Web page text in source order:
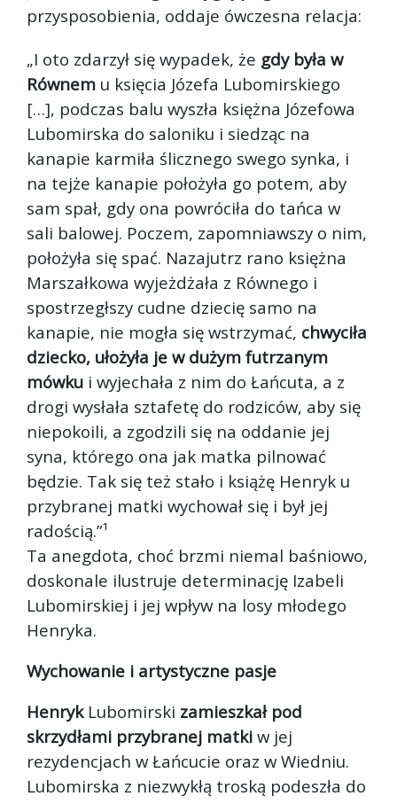
przysposobienia, oddaje ówczesna relacja:
„I oto zdarzył się wypadek, że gdy była w
Równem u księcia Józefa Lubomirskiego
[…], podczas balu wyszła księżna Józefowa
Lubomirska do saloniku i siedząc na
kanapie karmiła ślicznego swego synka, i
na tejże kanapie położyła go potem, aby
sam spał, gdy ona powróciła do tańca w
sali balowej. Poczem, zapomniawszy o nim,
położyła się spać. Nazajutrz rano księżna
Marszałkowa wyjeżdżała z Równego i
spostrzegłszy cudne dziecię samo na
kanapie, nie mogła się wstrzymać, chwyciła
dziecko, ułożyła je w dużym futrzanym
mówku i wyjechała z nim do Łańcuta, a z
drogi wysłała sztafetę do rodziców, aby się
niepokoili, a zgodzili się na oddanie jej
syna, którego ona jak matka pilnować
będzie. Tak się też stało i książę Henryk u
przybranej matki wychował się i był jej
radością.”¹
Ta anegdota, choć brzmi niemal baśniowo,
doskonale ilustruje determinację Izabeli
Lubomirskiej i jej wpływ na losy młodego
Henryka.
Wychowanie i artystyczne pasje
HenrykLubomirski zamieszkał pod
skrzydłami przybranej matki w jej
rezydencjach w Łańcucie oraz w Wiedniu.
Lubomirska z niezwykłą troską podeszła do